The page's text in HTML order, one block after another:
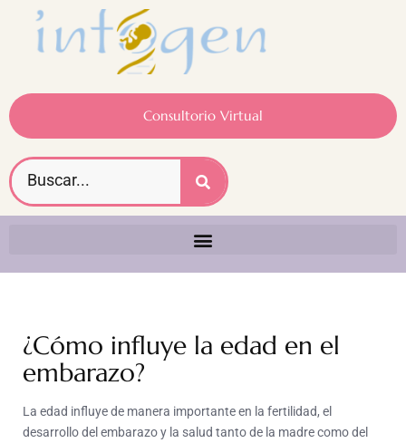
Consultorio Virtual
¿Cómo influye la edad en el
embarazo?
La edad influye de manera importante en la fertilidad, el
desarrollo del embarazo y la salud tanto de la madre como del